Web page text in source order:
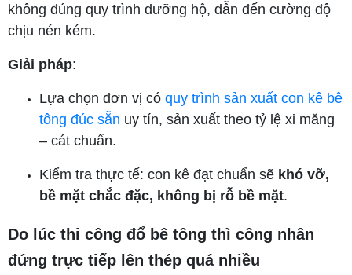
không đúng quy trình dưỡng hộ, dẫn đến cường độ
chịu nén kém.
Giải pháp:
Lựa chọn đơn vị có quy trình sản xuất con kê bê
tông đúc sẵn uy tín, sản xuất theo tỷ lệ xi măng
– cát chuẩn.
Kiểm tra thực tế: con kê đạt chuẩn sẽ khó vỡ,
bề mặt chắc đặc, không bị rỗ bề mặt.
Do lúc thi công đổ bê tông thì công nhân
đứng trực tiếp lên thép quá nhiều